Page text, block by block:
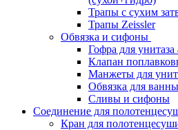
Трапы с сухим
Трапы Zeissler
Обвязка и сифоны
Гофра для
Клапан
Манжеты для
Обвязка для ванны
Сливы и сифоны
Соединение для
Кран для